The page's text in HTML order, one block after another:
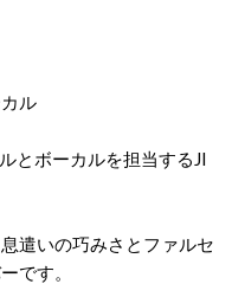
ル
とボーカルを担当するJI
遣いの巧みさとファルセ
です。